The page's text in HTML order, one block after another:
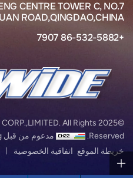
CENTRE TOWER C, NO.7
ROAD,QINGDAO,CHINA.
+86-532-5882 7907
CORP.,LIMITED. All Rights
Reserved.
مدعوم من قبل HiCheng ​
خريطة الموقع ​ اتفاقية الخصوصية ​